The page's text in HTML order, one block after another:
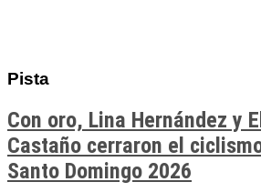
Pista
Con oro, Lina Hernández y
Castaño cerraron el
Santo Domingo 2026